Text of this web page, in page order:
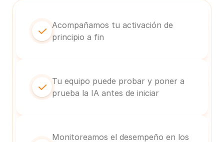
Acompañamos tu activación de
principio a fin
Tu equipo puede probar y poner a
prueba la IA antes de iniciar
Monitoreamos el desempeño en los